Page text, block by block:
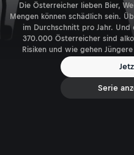
Die Österreicher lieben Bier,
Mengen können schädlich sein.
im Durchschnitt pro Jahr. Und
370.000 Österreicher sind
Risiken und wie gehen
Serie